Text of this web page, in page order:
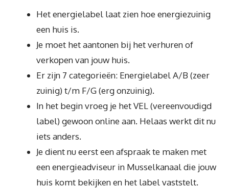
Het energielabel laat zien hoe energiezuinig
een huis is.
Je moet het aantonen bij het verhuren of
verkopen van jouw huis.
Er zijn 7 categorieën: Energielabel A/B (zeer
zuinig) t/m F/G (erg onzuinig).
In het begin vroeg je het VEL (vereenvoudigd
label) gewoon online aan. Helaas werkt dit nu
iets anders.
Je dient nu eerst een afspraak te maken met
een energieadviseur in Musselkanaal die jouw
huis komt bekijken en het label vaststelt.